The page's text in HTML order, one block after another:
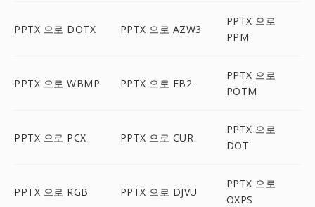
PPTX 으로 DOTX PPTX 으로 AZW3
PPTX 으로
PPM
PPTX 으로 WBMP PPTX 으로 FB2
PPTX 으로
POTM
PPTX 으로 PCX PPTX 으로 CUR
PPTX 으로
DOT
PPTX 으로 RGB PPTX 으로 DJVU
PPTX 으로
OXPS